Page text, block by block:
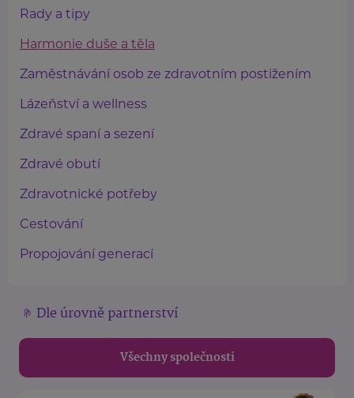
Rady a tipy
Harmonie duše a těla
Zaměstnávání osob ze zdravotním postižením
Lázeňství a wellness
Zdravé spaní a sezení
Zdravé obutí
Zdravotnické potřeby
Cestování
Propojování generací
Dle úrovně partnerství
Všechny společnosti